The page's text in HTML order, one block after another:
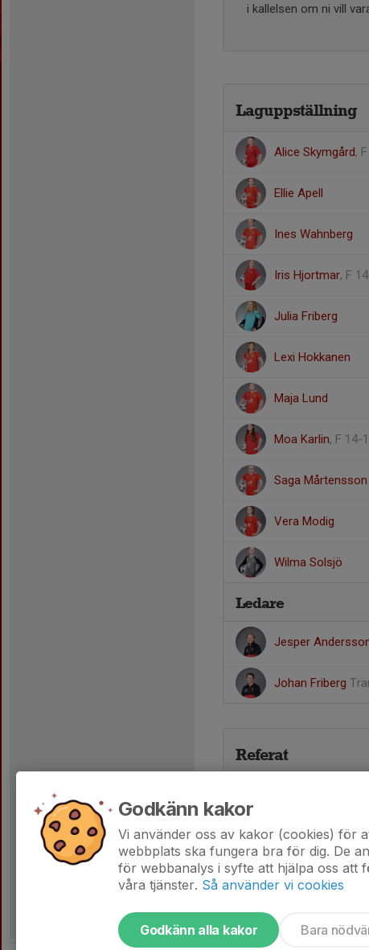
i kallelsen om ni vill
Laguppställning
Alice Skymgård,
Ellie Apell
Ines Wahnberg
Iris Hjortmar, F
Julia Friberg
Lexi Hokkanen
Maja Lund
Moa Karlin, F 14-
Saga Mårtensson
Vera Modig
Wilma Solsjö
Ledare
Jesper
Johan Friberg
Referat
Godkänn kakor
Vi använder oss av kakor (cookies) för
webbplats ska fungera bra för dig. De
för webbanalys i syfte att hjälpa oss att
våra tjänster. Så använder vi cookies
Godkänn alla kakor Bara